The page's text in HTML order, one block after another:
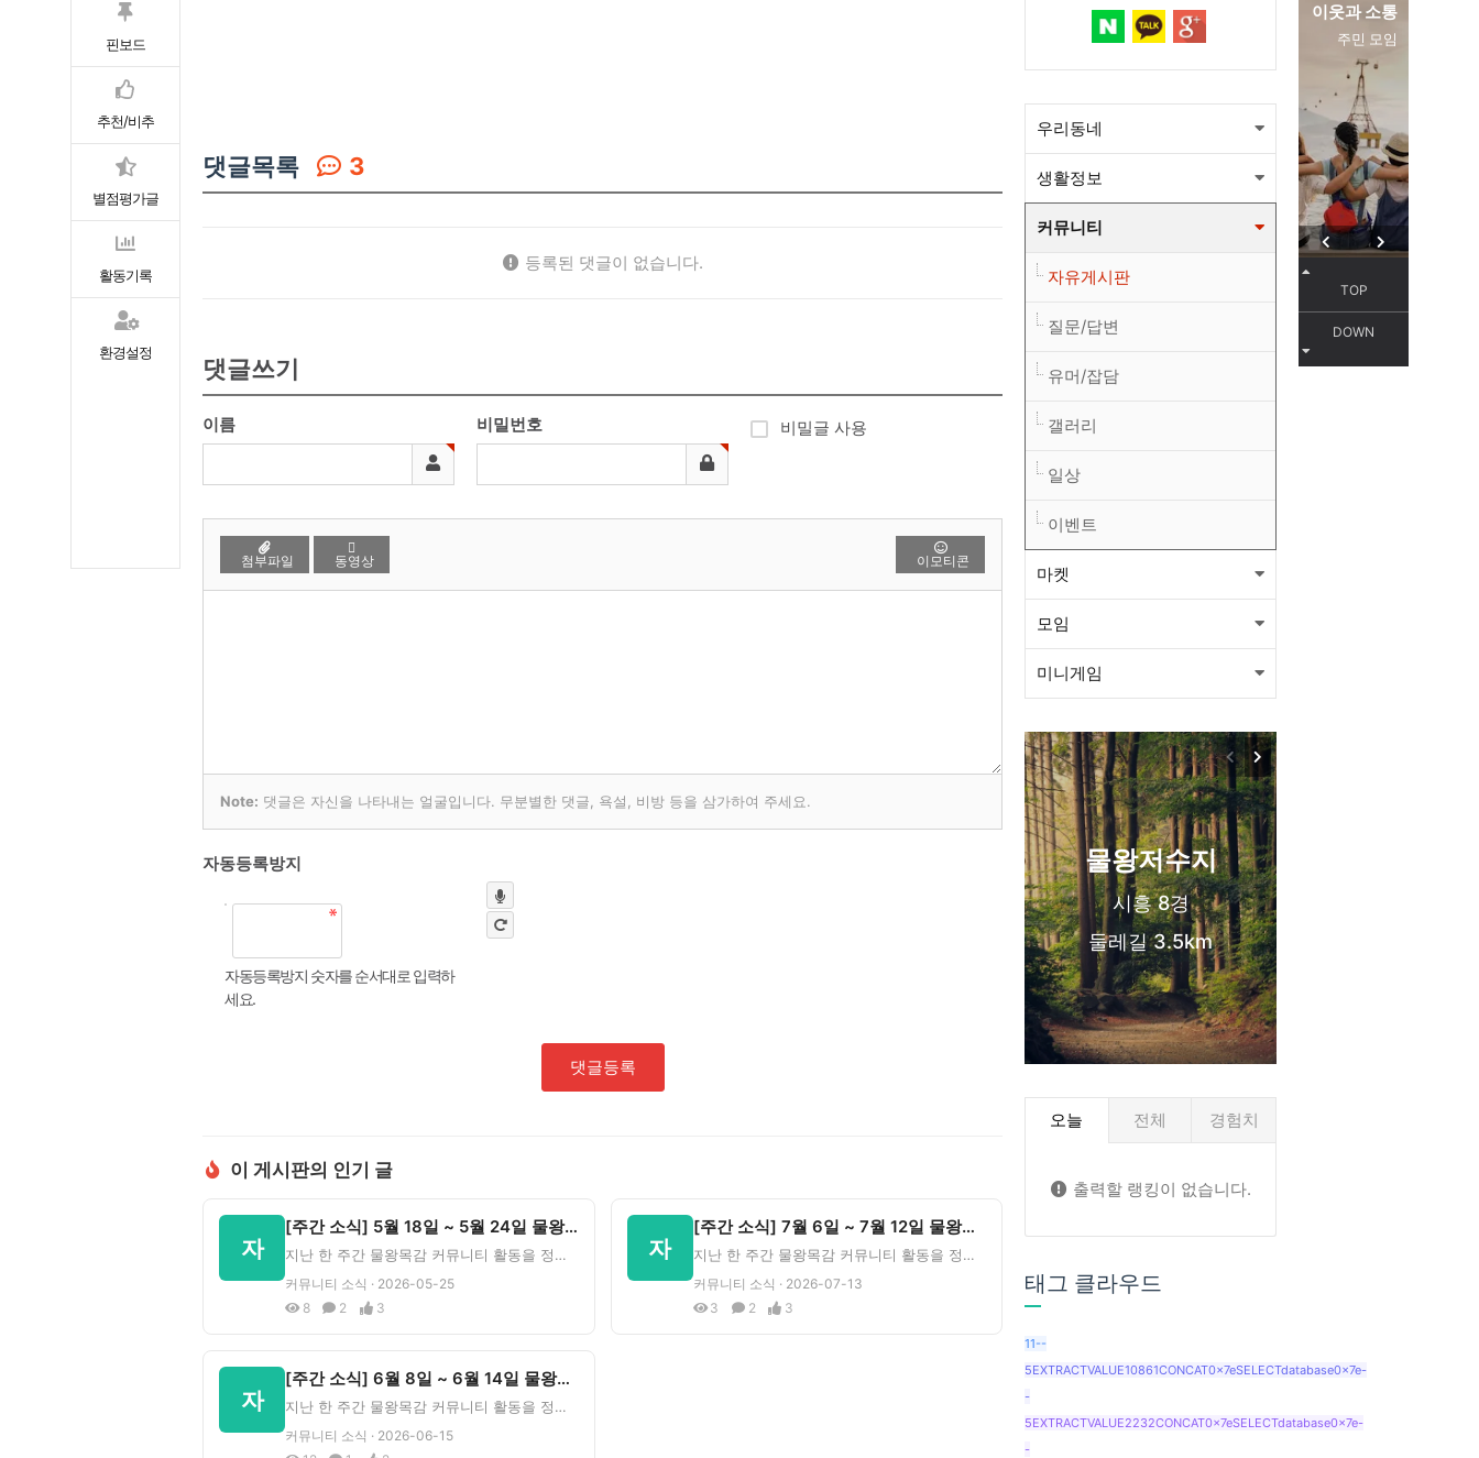
핀보드
추천/비추
별점평가글
활동기록
환경설정
이웃과 소통
주민 모임
편리한 교통
서해선
TOP
DOWN
댓글목록 3
등록된 댓글이 없습니다.
댓글쓰기
이름 비밀번호 비밀글 사용
첨부파일 동영상 이모티콘
Note: 댓글은 자신을 나타내는 얼굴입니다. 무분별한 댓글, 욕설, 비방 등을 삼가하여 주세요.
자동등록방지
자동등록방지 숫자를 순서대로 입력하
세요.
댓글등록
이 게시판의 인기 글
자
[주간 소식] 5월 18일 ~ 5월 24일 물왕목감 커뮤니티
지난 한 주간 물왕목감 커뮤니티 활동을 정리했습니다.주간 통계방문수7,926회신규 회원1명새 게시글1건새 댓
커뮤니티 소식 · 2026-05-25
8
2 3
자
[주간 소식] 7월 6일 ~ 7월 12일 물왕목감 커뮤니티
지난 한 주간 물왕목감 커뮤니티 활동을 정리했습니다.주간 통계방문수42,846회신규 회원0명새 게시글1건새
커뮤니티 소식 · 2026-07-13
3
2 3
자
[주간 소식] 6월 8일 ~ 6월 14일 물왕목감 커뮤니티
지난 한 주간 물왕목감 커뮤니티 활동을 정리했습니다.주간 통계방문수7,719회신규 회원0명새 게시글1건새 댓
커뮤니티 소식 · 2026-06-15
우리동네
생활정보
커뮤니티
자유게시판
질문/답변
유머/잡담
갤러리
일상
이벤트
마켓
모임
미니게임
물왕저수지
시흥 8경
둘레길 3.5km
오늘 전체 경험치
출력할 랭킹이 없습니다.
태그 클라우드
11--
5EXTRACTVALUE10861CONCAT0x7eSELECTdatabase0x7e-
-
5EXTRACTVALUE2232CONCAT0x7eSELECTdatabase0x7e-
-